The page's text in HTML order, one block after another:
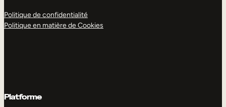
Politique de confidentialité
Politique en matière de Cookies
Platforme